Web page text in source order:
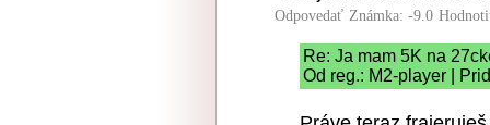
Odpovedať Známka: -9.0
Re: Ja mam 5K na
Od reg.: M2-player |